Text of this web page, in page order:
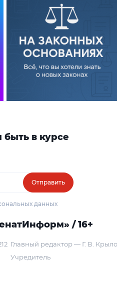
в курсе
Отправить
данных
/ 16+
Главный редактор — Г. В.
Учредитель